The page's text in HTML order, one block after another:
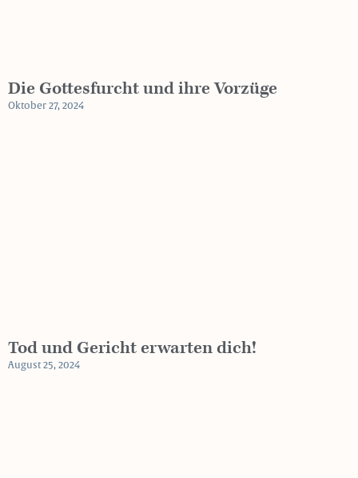
Die Gottesfurcht und ihre Vorzüge
Oktober 27, 2024
Tod und Gericht erwarten dich!
August 25, 2024